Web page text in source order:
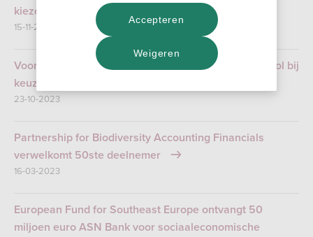
kiezer bij stemkeuze
15-11-2023
Voor 4 op de 10 kiezers speelt duurzaamheid grote rol bij
keuze politieke partij
23-10-2023
Partnership for Biodiversity Accounting Financials
verwelkomt 50ste deelnemer
16-03-2023
European Fund for Southeast Europe ontvangt 50
miljoen euro ASN Bank voor sociaaleconomische
Weigeren
Accepteren